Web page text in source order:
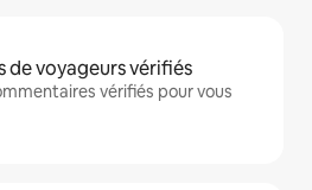
de voyageurs vérifiés
vérifiés pour vous